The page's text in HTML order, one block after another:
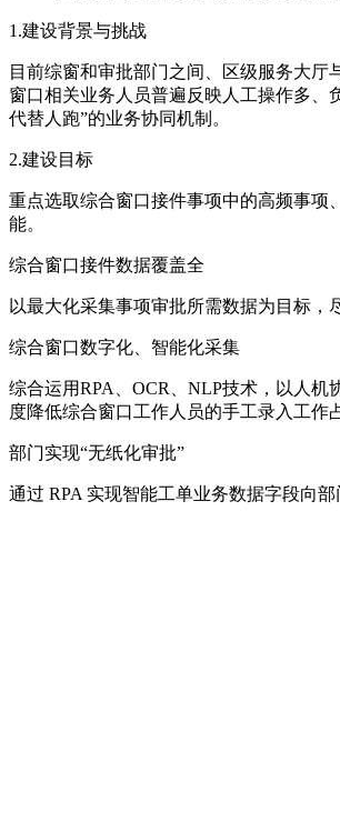
1.建设背景与挑战
目前综窗和审批部门之间、区级服务大厅
窗口相关业务人员普遍反映人工操作多、
代替人跑”的业务协同机制。
2.建设目标
重点选取综合窗口接件事项中的高频事项
能。
综合窗口接件数据覆盖全
以最大化采集事项审批所需数据为目标，
综合窗口数字化、智能化采集
综合运用RPA、OCR、NLP技术，以人
度降低综合窗口工作人员的手工录入工作
部门实现“无纸化审批”
通过 RPA 实现智能工单业务数据字段向